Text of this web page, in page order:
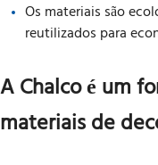
Os materiais são
reutilizados para
A Chalco é um
materiais de